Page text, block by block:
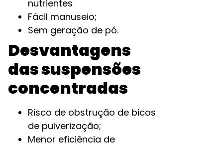
nutrientes
Fácil manuseio;
Sem geração de pó.
Desvantagens
das suspensões
concentradas
Risco de obstrução de bicos
de pulverização;
Menor eficiência de